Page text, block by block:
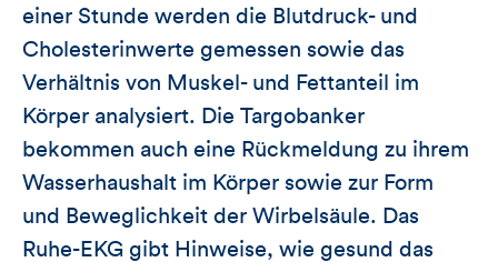
einer Stunde werden die Blutdruck- und
Cholesterinwerte gemessen sowie das
Verhältnis von Muskel- und Fettanteil im
Körper analysiert. Die Targobanker
bekommen auch eine Rückmeldung zu ihrem
Wasserhaushalt im Körper sowie zur Form
und Beweglichkeit der Wirbelsäule. Das
Ruhe-EKG gibt Hinweise, wie gesund das